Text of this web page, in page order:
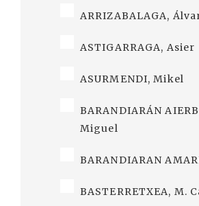
ARRIZABALAGA,
ASTIGARRAGA, Asier
ASURMENDI, Mikel
BARANDIARÁN
Miguel
BARANDIARAN
BASTERRETXEA, M.